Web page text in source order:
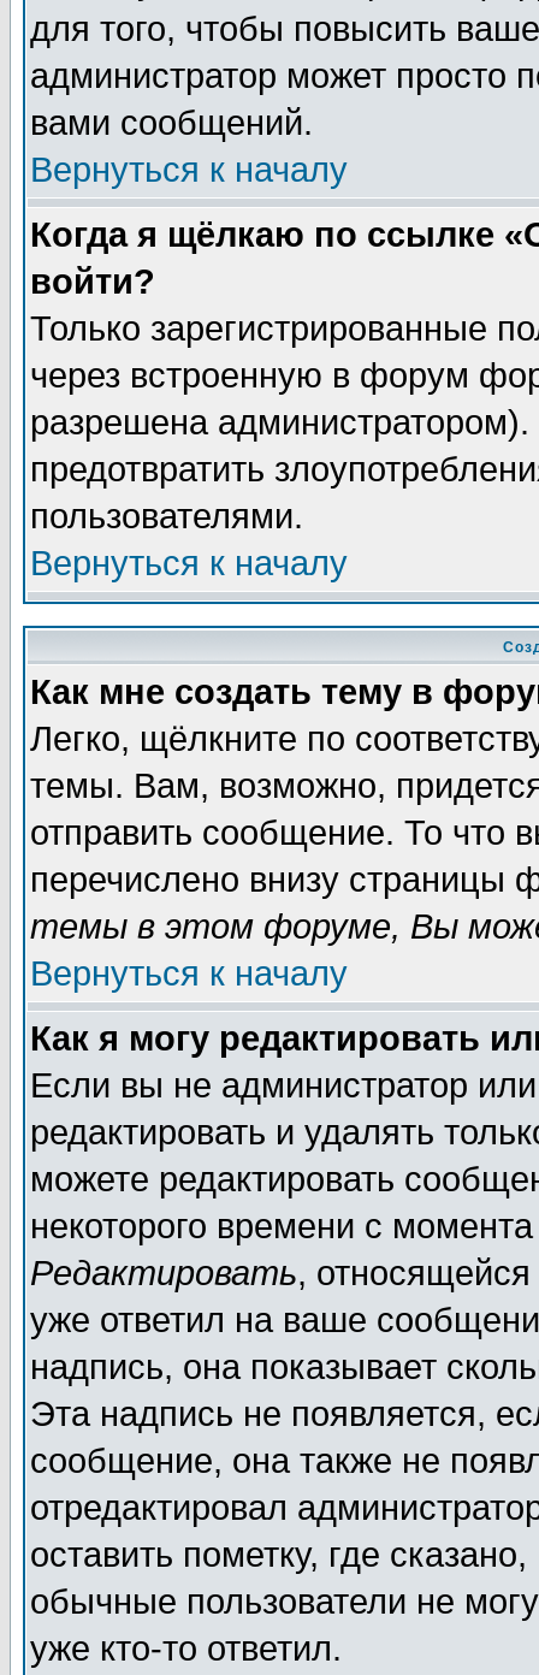
для того, чтобы повысить
администратор может просто
вами сообщений.
Вернуться к началу
Когда я щёлкаю по ссылке
войти?
Только зарегистрированные
через встроенную в форум
разрешена
предотвратить
пользователями.
Вернуться к началу
Как мне создать тему в
Легко, щёлкните по
темы. Вам, возможно,
отправить сообщение. То что
перечислено внизу страницы
темы в этом форуме, Вы
Вернуться к началу
Как я могу редактировать
Если вы не администратор
редактировать и удалять
можете редактировать
некоторого времени с
Редактировать,
уже ответил на ваше
надпись, она показывает
Эта надпись не появляется,
сообщение, она также не
отредактировал
оставить пометку, где
обычные пользователи не
уже кто-то ответил.